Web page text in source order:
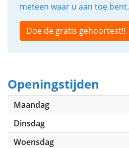
meteen waar u aan toe bent.
Doe de gratis gehoortest!!
Openingstijden
Maandag
Dinsdag
Woensdag